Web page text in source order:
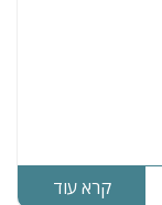
קרא עוד